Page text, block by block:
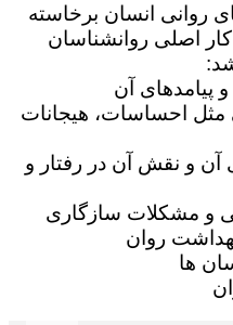
روانی انسان برخاسته
اصلی روانشناسان
پیامدهای آن
مثل احساسات، هیجانات
آن و نقش آن در رفتار و
و مشکلات سازگاری
روان
ها